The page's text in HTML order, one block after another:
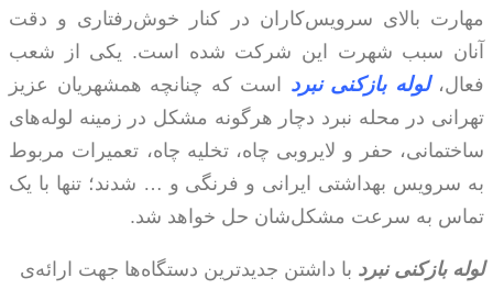
مهارت بالای سرویس­‌کاران در کنار خوش‌­رفتاری و دقت
آنان سبب شهرت این شرکت شده است. یکی از شعب
فعال،لوله بازکنی نبرد است که چنانچه همشهریان عزیز
تهرانی در محله نبرد دچار هرگونه مشکل در زمینه لوله­‌های
ساختمانی، حفر و لایروبی چاه، تخلیه چاه، تعمیرات مربوط
به سرویس بهداشتی ایرانی و فرنگی و … شدند؛ تنها با یک
تماس به سرعت مشکل­‌شان حل خواهد شد.
لوله بازکنی نبرد با داشتن جدیدترین دستگاه‌­ها جهت ارائه­‌ی